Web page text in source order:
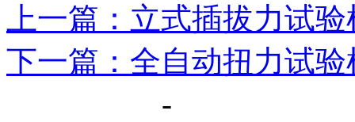
上一篇 ：立式插拔力试
下一篇 ：全自动扭力试
-